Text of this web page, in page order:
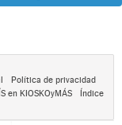
Política de privacidad
en KIOSKOyMÁS
Índice